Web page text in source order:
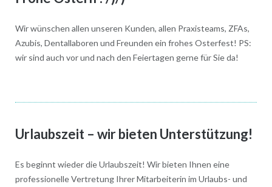
Wir wünschen allen unseren Kunden, allen Praxisteams, ZFAs,
Azubis, Dentallaboren und Freunden ein frohes Osterfest! PS:
wir sind auch vor und nach den Feiertagen gerne für Sie da!
Urlaubszeit – wir bieten Unterstützung!
Es beginnt wieder die Urlaubszeit! Wir bieten Ihnen eine
professionelle Vertretung Ihrer Mitarbeiterin im Urlaubs- und